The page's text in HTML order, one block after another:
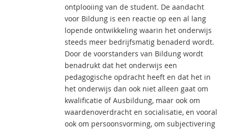
ontplooiing van de student. De aandacht
voor Bildung is een reactie op een al lang
lopende ontwikkeling waarin het onderwijs
steeds meer bedrijfsmatig benaderd wordt.
Door de voorstanders van Bildung wordt
benadrukt dat het onderwijs een
pedagogische opdracht heeft en dat het in
het onderwijs dan ook niet alleen gaat om
kwalificatie of Ausbildung, maar ook om
waardenoverdracht en socialisatie, en vooral
ook om persoonsvorming, om subjectivering